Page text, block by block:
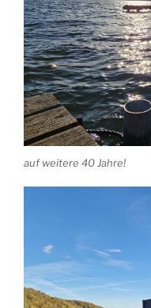
auf weitere 40 Jahre!